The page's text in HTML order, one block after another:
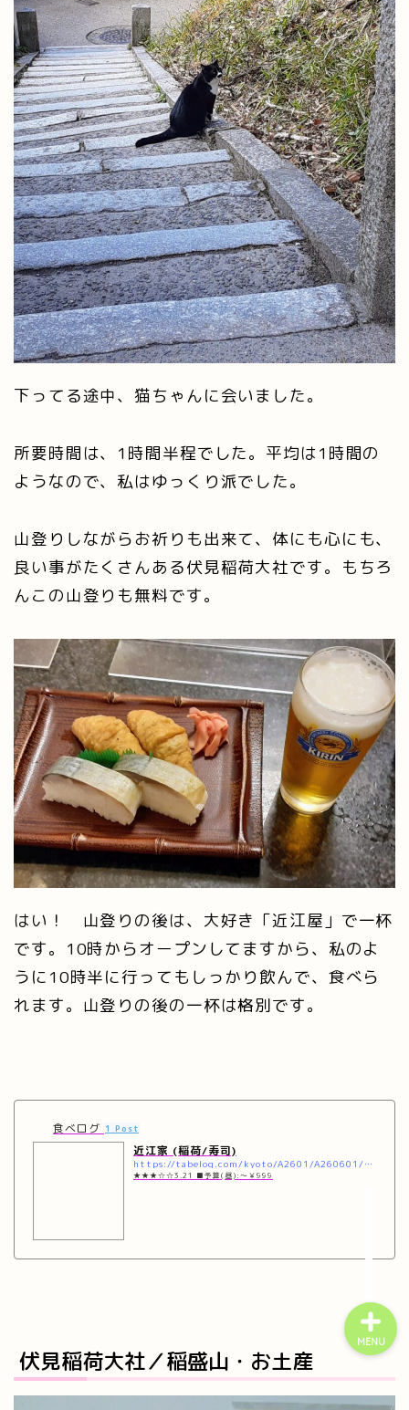
下ってる途中、猫ちゃんに会いました。
所要時間は、1時間半程でした。平均は1時間の
ようなので、私はゆっくり派でした。
山登りしながらお祈りも出来て、体にも心にも、
良い事がたくさんある伏見稲荷大社です。もちろ
んこの山登りも無料です。
はい！ 山登りの後は、大好き「近江屋」で一杯
です。10時からオープンしてますから、私のよ
うに10時半に行ってもしっかり飲んで、食べら
れます。山登りの後の一杯は格別です。
食べログ 1 Post
近江家 (稲荷/寿司)
https://tabelog.com/kyoto/A2601/A260601/26019251/
★★★☆☆3.21 ■予算(昼):～￥999
伏見稲荷大社／稲盛山・お土産
MENU
プロフィール